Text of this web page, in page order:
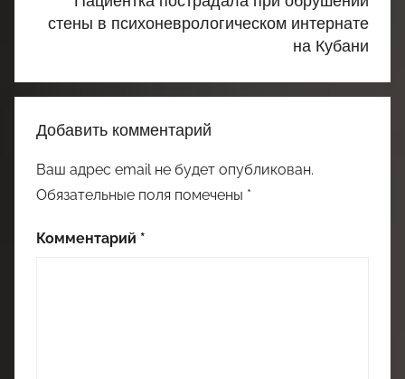
стены в психоневрологическом интернате
на Кубани
Добавить комментарий
Ваш адрес email не будет опубликован.
Обязательные поля помечены *
Комментарий *